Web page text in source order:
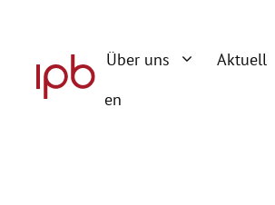
springen
Über uns Aktuell
en